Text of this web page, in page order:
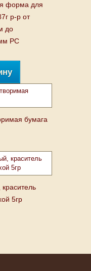
форма для
р-р от
до
PC
бумага
5гр